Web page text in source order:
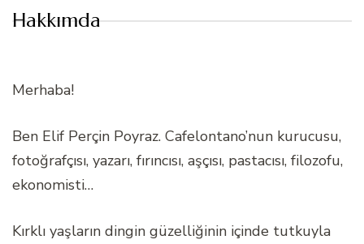
Hakkımda
Merhaba!
Ben Elif Perçin Poyraz. Cafelontano’nun kurucusu,
fotoğrafçısı, yazarı, fırıncısı, aşçısı, pastacısı, filozofu,
ekonomisti…
Kırklı yaşların dingin güzelliğinin içinde tutkuyla